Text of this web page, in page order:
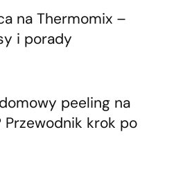
na Thermomix –
i porady
peeling na
Przewodnik krok po